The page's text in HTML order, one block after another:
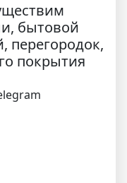
бытовой
перегородок,
покрытия